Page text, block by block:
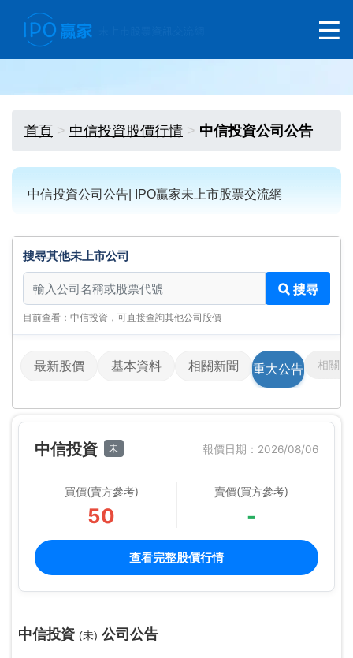
首頁 中信投資股價行情 中信投資公司公告
中信投資公司公告| IPO贏家未上市股票交流網
搜尋其他未上市公司
搜尋其他未上市公司
搜尋
目前查看：中信投資，可直接查詢其他公司股價
最新股價 基本資料 相關新聞 重大公告 相關影
中信投資 未 報價日期：2026/08/06
買價(賣方參考)
50
賣價(買方參考)
-
查看完整股價行情
中信投資 (未) 公司公告